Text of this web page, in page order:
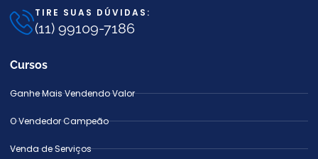
TIRE SUAS DÚVIDAS:
(11) 99109-7186
Cursos
Ganhe Mais Vendendo Valor
O Vendedor Campeão
Venda de Serviços